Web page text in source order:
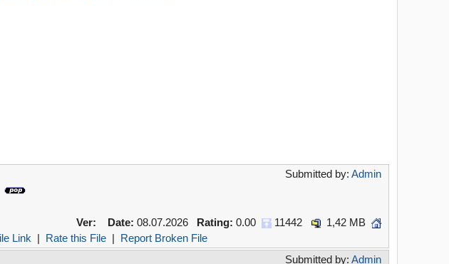
Submitted by: Admin
Ver:
Date: 08.07.2026 Rating: 0.00 11442
1,42 MB
Link | Rate this File | Report Broken File
Submitted by: Admin